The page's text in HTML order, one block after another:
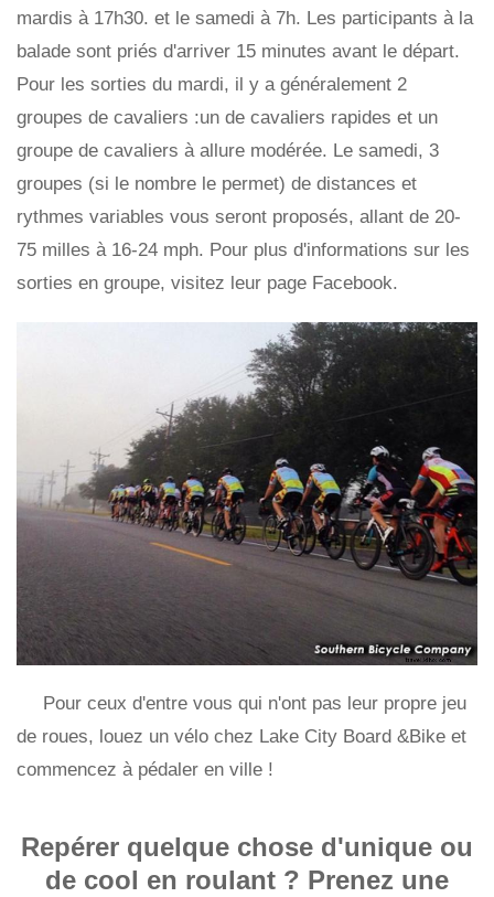
mardis à 17h30. et le samedi à 7h. Les participants à la
balade sont priés d'arriver 15 minutes avant le départ.
Pour les sorties du mardi, il y a généralement 2
groupes de cavaliers :un de cavaliers rapides et un
groupe de cavaliers à allure modérée. Le samedi, 3
groupes (si le nombre le permet) de distances et
rythmes variables vous seront proposés, allant de 20-
75 milles à 16-24 mph. Pour plus d'informations sur les
sorties en groupe, visitez leur page Facebook.
Pour ceux d'entre vous qui n'ont pas leur propre jeu
de roues, louez un vélo chez Lake City Board &Bike et
commencez à pédaler en ville !
Repérer quelque chose d'unique ou
de cool en roulant ? Prenez une